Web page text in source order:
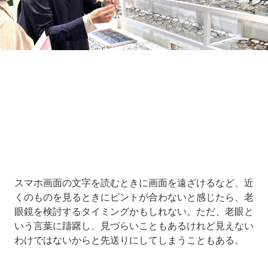
スマホ画面の文字を読むときに画面を遠ざけるなど、近
くのものを見るときにピントが合わないと感じたら、老
眼鏡を検討するタイミングかもしれない。ただ、老眼と
いう言葉に躊躇し、見づらいこともあるけれど見えない
わけではないからと先送りにしてしまうこともある。